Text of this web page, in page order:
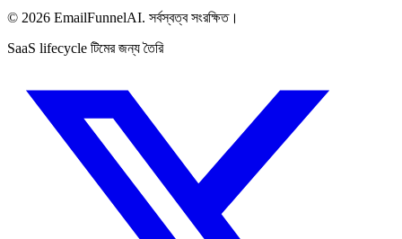
© 2026 EmailFunnelAI. সর্বস্বত্ব সংরক্ষিত।
SaaS lifecycle টিমের জন্য তৈরি